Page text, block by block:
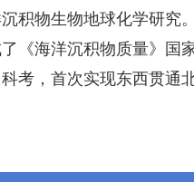
积物生物地球化学研究
海洋沉积物质量》国
考，首次实现东西贯通